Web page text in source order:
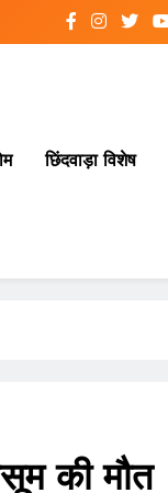
छिंदवाड़ा विशेष
की मौत